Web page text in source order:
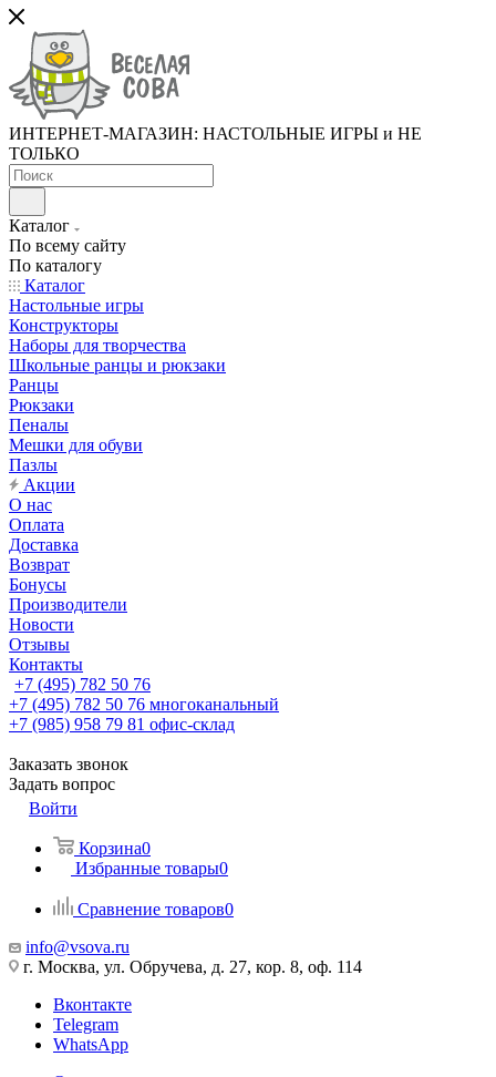
ИНТЕРНЕТ-МАГАЗИН: НАСТОЛЬНЫЕ ИГРЫ и НЕ
ТОЛЬКО
Каталог
По всему сайту
По каталогу
Каталог
Настольные игры
Конструкторы
Наборы для творчества
Школьные ранцы и рюкзаки
Ранцы
Рюкзаки
Пеналы
Мешки для обуви
Пазлы
Акции
О нас
Оплата
Доставка
Возврат
Бонусы
Производители
Новости
Отзывы
Контакты
+7 (495) 782 50 76
+7 (495) 782 50 76 многоканальный
+7 (985) 958 79 81 офис-склад
Заказать звонок
Задать вопрос
Войти
Корзина0
Избранные товары0
Сравнение товаров0
info@vsova.ru
г. Москва, ул. Обручева, д. 27, кор. 8, оф. 114
Вконтакте
Telegram
WhatsApp